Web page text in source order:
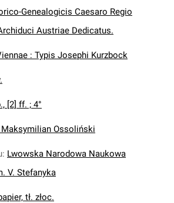
Genealogicis Caesaro Regio
Austriae Dedicatus.
: Typis Josephi Kurzbock
[2] ff. ; 4°
Ossoliński
: Lwowska Narodowa Naukowa
V. Stefanyka
tł. złoc.